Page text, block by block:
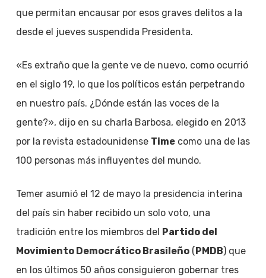
que permitan encausar por esos graves delitos a la
desde el jueves suspendida Presidenta.
«Es extraño que la gente ve de nuevo, como ocurrió
en el siglo 19, lo que los políticos están perpetrando
en nuestro país. ¿Dónde están las voces de la
gente?», dijo en su charla Barbosa, elegido en 2013
por la revista estadounidense Timecomo una de las
100 personas más influyentes del mundo.
Temer asumió el 12 de mayo la presidencia interina
del país sin haber recibido un solo voto, una
tradición entre los miembros del Partido del
Movimiento Democrático Brasileño(PMDB) que
en los últimos 50 años consiguieron gobernar tres